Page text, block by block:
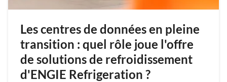
Les centres de données en pleine
transition : quel rôle joue l'offre
de solutions de refroidissement
d'ENGIE Refrigeration ?